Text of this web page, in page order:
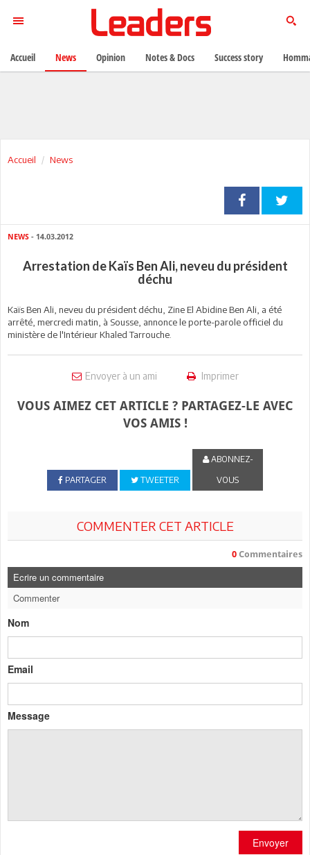
Accueil News
NEWS - 14.03.2012
Arrestation de Kaïs Ben Ali, neveu du président
déchu
Kaïs Ben Ali, neveu du président déchu, Zine El Abidine Ben Ali, a été
arrêté, mercredi matin, à Sousse, annonce le porte-parole officiel du
ministère de l'Intérieur Khaled Tarrouche.
Envoyer à un ami Imprimer
VOUS AIMEZ CET ARTICLE ? PARTAGEZ-LE AVEC
VOS AMIS !
PARTAGER TWEETER
ABONNEZ-
VOUS
COMMENTER CET ARTICLE
0 Commentaires
Ecrire un commentaire
Commenter
Nom
Email
Message
Envoyer
Accueil News Opinion Notes & Docs Success story